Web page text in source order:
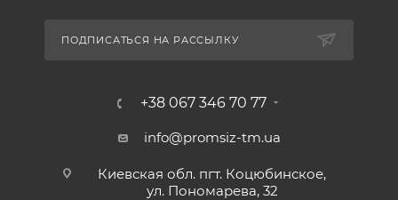
ПОДПИСАТЬСЯ НА РАССЫЛКУ
+38 067 346 70 77
info@promsiz-tm.ua
Киевская обл. пгт. Коцюбинское,
ул. Пономарева, 32